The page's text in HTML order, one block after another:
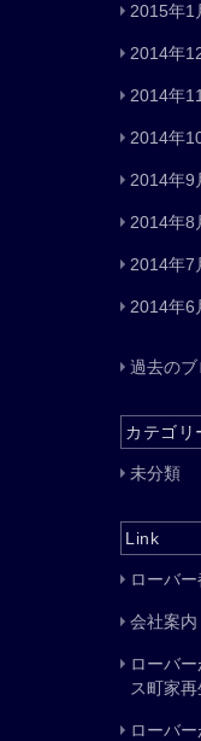
2015年1
2014年
2014年
2014年
2014年9
2014年8
2014年7
2014年6
過去のブ
カテゴリ
未分類
Link
ローバ
会社案
ローバ
ス町家
ローバ